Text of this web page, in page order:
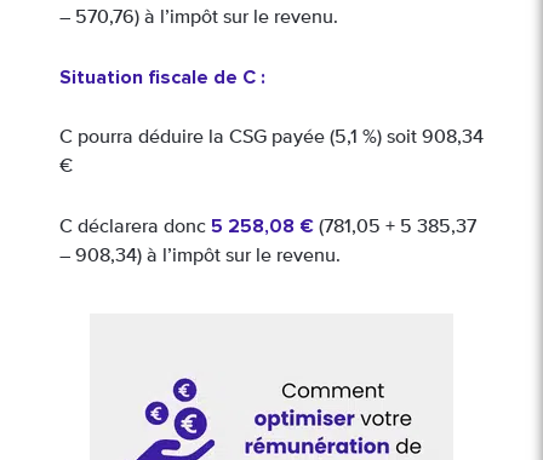
– 570,76) à l’impôt sur le revenu.
Situation fiscale de C :
C pourra déduire la CSG payée (5,1 %) soit 908,34
€
C déclarera donc 5 258,08 € (781,05 + 5 385,37
– 908,34) à l’impôt sur le revenu.